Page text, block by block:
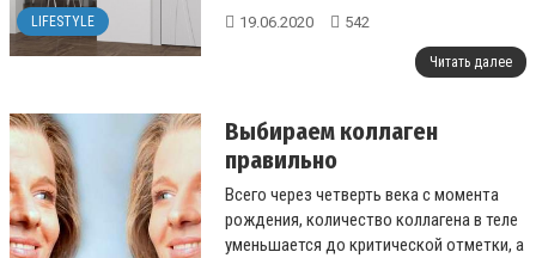
LIFESTYLE
каталога....
19.06.2020 542
Читать далее
Выбираем коллаген
правильно
Всего через четверть века с момента
рождения, количество коллагена в теле
уменьшается до критической отметки, а